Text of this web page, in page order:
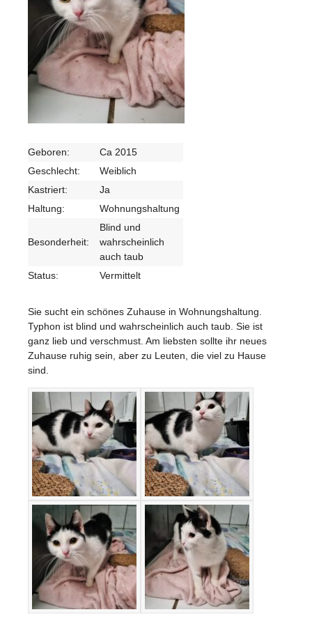
Geboren:
Ca 2015
Geschlecht:
Weiblich
Kastriert:
Ja
Haltung:
Wohnungshaltung
Besonderheit:
Blind und
wahrscheinlich
auch taub
Status:
Vermittelt
Sie sucht ein schönes Zuhause in Wohnungshaltung.
Typhon ist blind und wahrscheinlich auch taub. Sie ist
ganz lieb und verschmust. Am liebsten sollte ihr neues
Zuhause ruhig sein, aber zu Leuten, die viel zu Hause
sind.